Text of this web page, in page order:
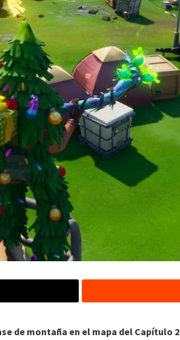
de montaña en el mapa del Capítulo 2